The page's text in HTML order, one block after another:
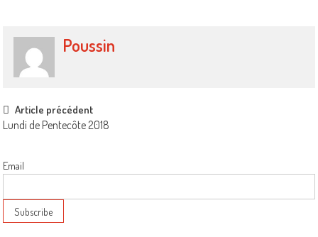
Poussin
Post
navigation
Article précédent
Lundi de Pentecôte 2018
Email